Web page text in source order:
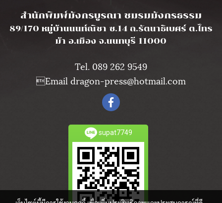
สำนักพิมพ์มังกรบูรณา ชมรมมังกรธรรม
89/170 หมู่บ้านนนท์ณิชา ซ.14 ถ.รัตนาธิเบศร์ ต.ไทร
ม้า อ.เมือง จ.นนทบุรี 11000
Tel. 089 262 9549
Email dragon-press@hotmail.com
supat7749